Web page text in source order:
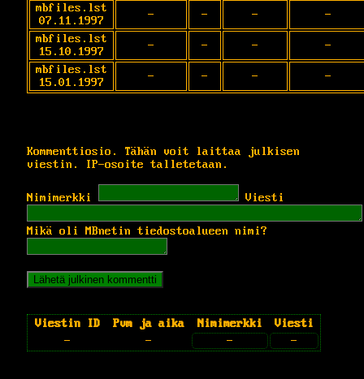
mbfiles.lst
07.11.1997
- - -
-
mbfiles.lst
15.10.1997
- - -
-
mbfiles.lst
15.01.1997
- - - -
Kommenttiosio. Tähän voit laittaa julkisen
viestin. IP-osoite talletetaan.
Nimimerkki Viesti
Mikä oli MBnetin tiedostoalueen nimi?
Viestin ID Pvm ja aika Nimimerkki
Viesti
-
- - -